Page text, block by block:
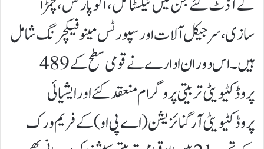
سازی، سرجیکل آلات اور سپورٹس مینوفیکچرنگ شامل
ہیں۔ اس دوران ادارے نے قومی سطح کے 489
پروڈکٹیویٹی تربیتی پروگرام منعقد کئے اور ایشیائی
پروڈکٹیویٹی آرگنائزیشن (اےپی او ) کے فریم ورک